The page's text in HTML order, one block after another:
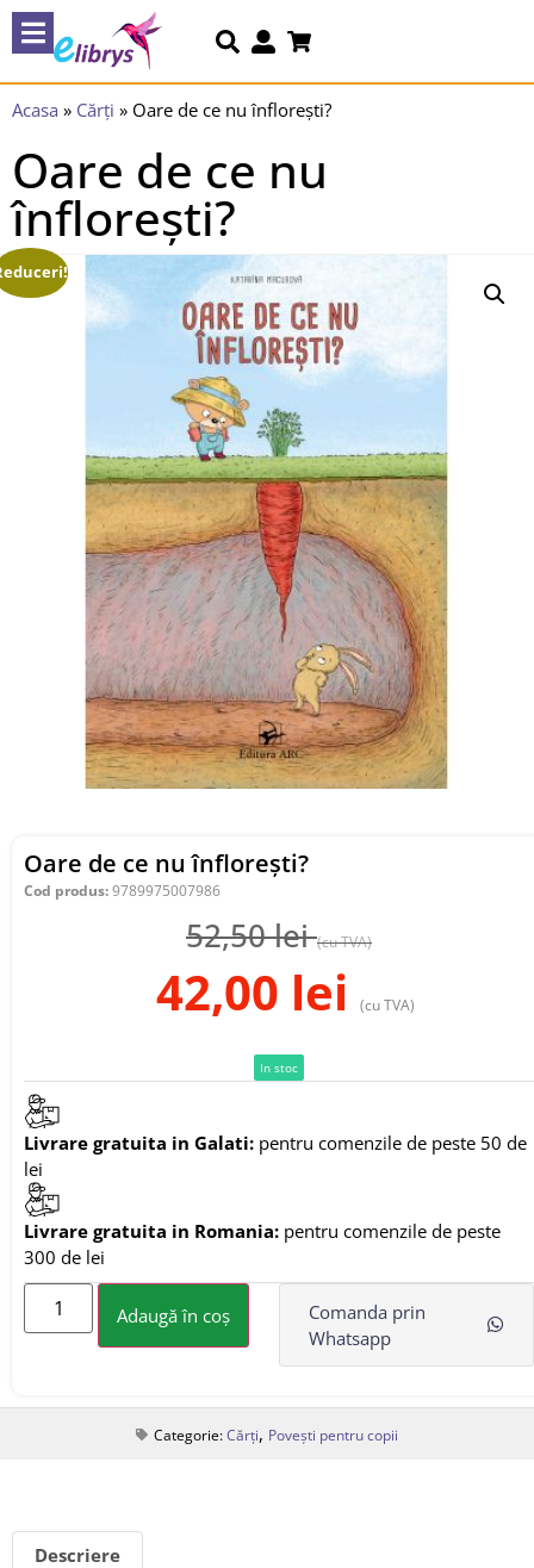
Acasa » Cărți » Oare de ce nu înflorești?
Oare de ce nu
înflorești?
Oare de ce nu înflorești?
Cod produs:9789975007986
52,50lei (cu TVA)
42,00 lei (cu TVA)
In stoc
Livrare gratuita in Galati: pentru comenzile de peste 50 de
lei
Livrare gratuita in Romania: pentru comenzile de peste
300 de lei
Adaugă în coș
Comanda prin
Whatsapp
Categorie:Cărți, Povești pentru copii
Descriere